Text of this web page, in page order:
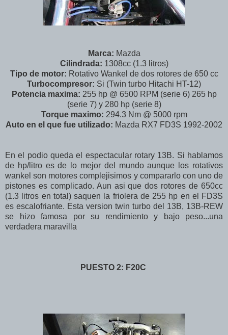
Marca: Mazda
Cilindrada: 1308cc (1.3 litros)
Tipo de motor: Rotativo Wankel de dos rotores de 650 cc
Turbocompresor: Si (Twin turbo Hitachi HT-12)
Potencia maxima: 255 hp @ 6500 RPM (serie 6) 265 hp
(serie 7) y 280 hp (serie 8)
Torque maximo: 294.3 Nm @ 5000 rpm
Auto en el que fue utilizado: Mazda RX7 FD3S 1992-2002
En el podio queda el espectacular rotary 13B. Si hablamos
de hp/litro es de lo mejor del mundo aunque los rotativos
wankel son motores complejisimos y compararlo con uno de
pistones es complicado. Aun asi que dos rotores de 650cc
(1.3 litros en total) saquen la friolera de 255 hp en el FD3S
es escalofriante. Esta version twin turbo del 13B, 13B-REW
se hizo famosa por su rendimiento y bajo peso...una
verdadera maravilla
PUESTO 2: F20C